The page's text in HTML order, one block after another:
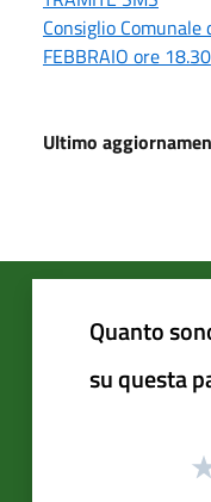
Consiglio Comunale
FEBBRAIO ore 18.30
Ultimo
Quanto
su questa